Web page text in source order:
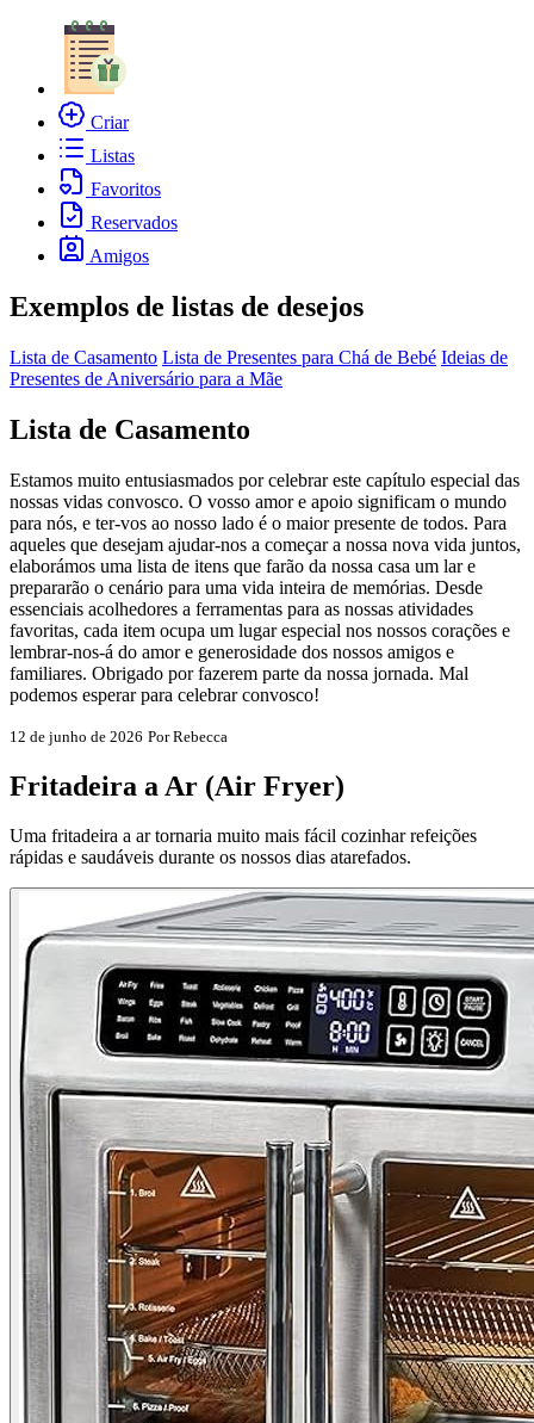
Criar
Listas
Favoritos
Reservados
Amigos
Exemplos de listas de desejos
Lista de Casamento Lista de Presentes para Chá de Bebé Ideias de
Presentes de Aniversário para a Mãe
Lista de Casamento
Estamos muito entusiasmados por celebrar este capítulo especial das
nossas vidas convosco. O vosso amor e apoio significam o mundo
para nós, e ter-vos ao nosso lado é o maior presente de todos. Para
aqueles que desejam ajudar-nos a começar a nossa nova vida juntos,
elaborámos uma lista de itens que farão da nossa casa um lar e
prepararão o cenário para uma vida inteira de memórias. Desde
essenciais acolhedores a ferramentas para as nossas atividades
favoritas, cada item ocupa um lugar especial nos nossos corações e
lembrar-nos-á do amor e generosidade dos nossos amigos e
familiares. Obrigado por fazerem parte da nossa jornada. Mal
podemos esperar para celebrar convosco!
12 de junho de 2026 Por Rebecca
Fritadeira a Ar (Air Fryer)
Uma fritadeira a ar tornaria muito mais fácil cozinhar refeições
rápidas e saudáveis durante os nossos dias atarefados.